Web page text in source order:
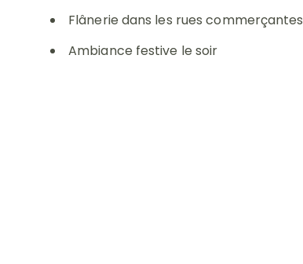
Flânerie dans les rues commerçantes
Ambiance festive le soir